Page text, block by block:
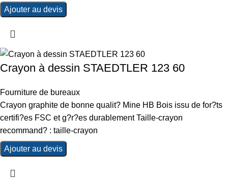
Ajouter au devis
Crayon à dessin STAEDTLER 123 60
Fourniture de bureaux
Crayon graphite de bonne qualit? Mine HB Bois issu de for?ts
certifi?es FSC et g?r?es durablement Taille-crayon
recommand? : taille-crayon
Ajouter au devis